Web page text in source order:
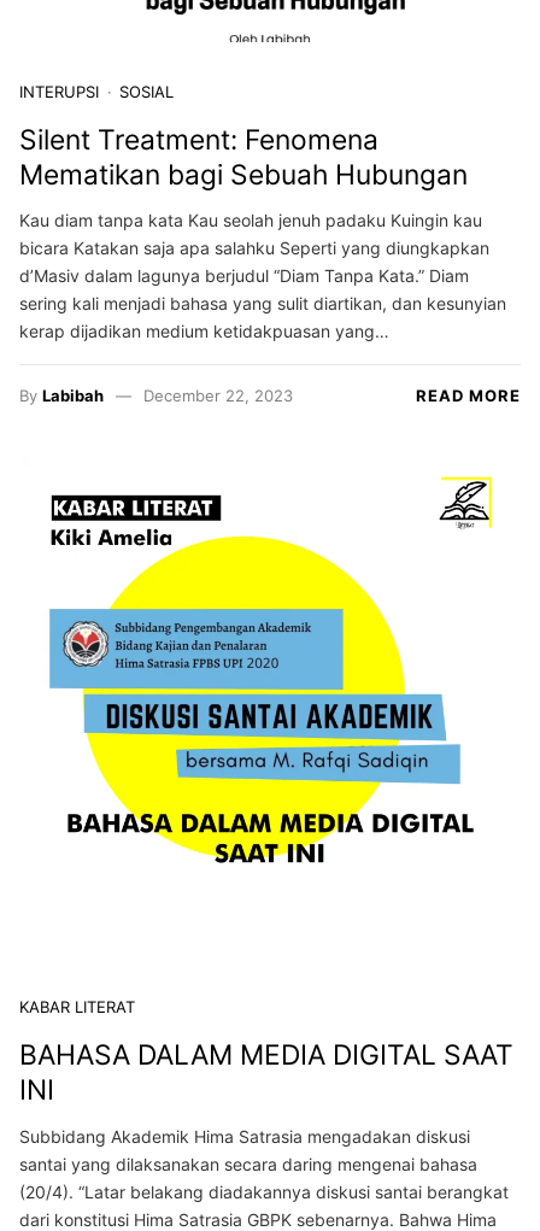
INTERUPSI SOSIAL
Silent Treatment: Fenomena
Mematikan bagi Sebuah Hubungan
Kau diam tanpa kata Kau seolah jenuh padaku Kuingin kau
bicara Katakan saja apa salahku Seperti yang diungkapkan
d’Masiv dalam lagunya berjudul “Diam Tanpa Kata.” Diam
sering kali menjadi bahasa yang sulit diartikan, dan kesunyian
kerap dijadikan medium ketidakpuasan yang…
By Labibah December 22, 2023 READ MORE
KABAR LITERAT
BAHASA DALAM MEDIA DIGITAL SAAT
INI
Subbidang Akademik Hima Satrasia mengadakan diskusi
santai yang dilaksanakan secara daring mengenai bahasa
(20/4). “Latar belakang diadakannya diskusi santai berangkat
dari konstitusi Hima Satrasia GBPK sebenarnya. Bahwa Hima